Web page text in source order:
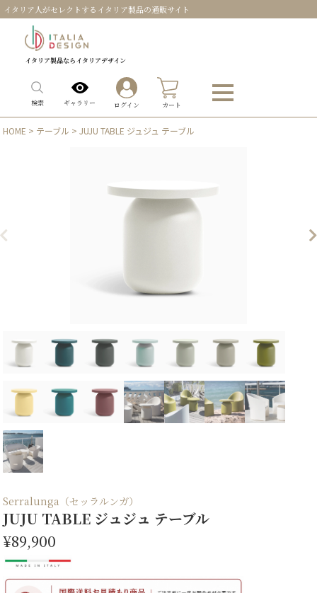
イタリア人がセレクトするイタリア製品の通販サイト
イタリア製品ならイタリアデザイン
検索 ギャラリー ログイン カート
HOME > テーブル > JUJU TABLE ジュジュ テーブル
Serralunga（セッラルンガ）
JUJU TABLE ジュジュ テーブル
¥89,900